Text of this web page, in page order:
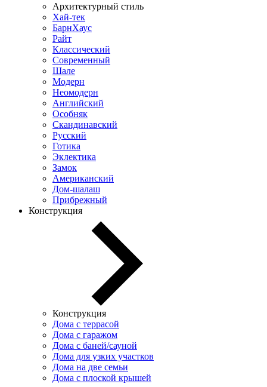
Архитектурный стиль
Хай-тек
БарнХаус
Райт
Классический
Современный
Шале
Модерн
Неомодерн
Английский
Особняк
Скандинавский
Русский
Готика
Эклектика
Замок
Американский
Дом-шалаш
Прибрежный
Конструкция
Конструкция
Дома с террасой
Дома с гаражом
Дома с баней/сауной
Дома для узких участков
Дома на две семьи
Дома с плоской крышей